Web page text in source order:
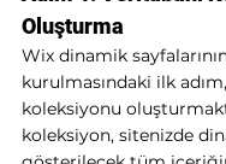
Oluşturma
Wix dinamik
kurulmasındaki ilk
koleksiyonu
koleksiyon, sitenizde